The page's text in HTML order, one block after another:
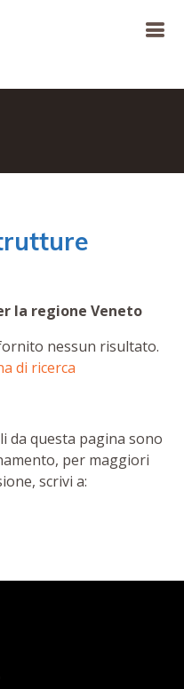
la regione Veneto
nessun risultato.
di ricerca
da questa pagina sono
per maggiori
scrivi a: